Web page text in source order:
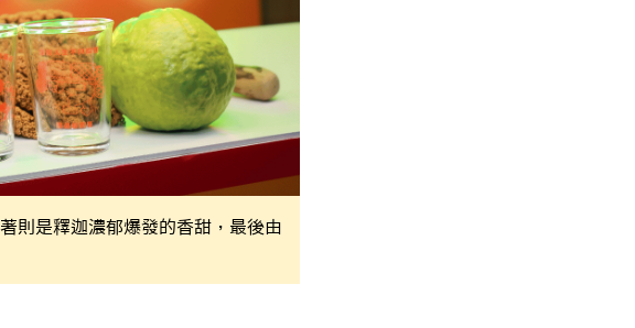
則是釋迦濃郁爆發的香甜，最後由